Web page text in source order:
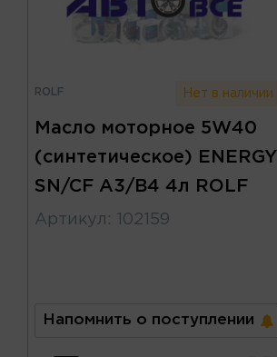
ROLF Нет в наличии
Масло моторное 5W40
(синтетическое) ENERGY
SN/CF A3/B4 4л ROLF
Артикул : 102159
Напомнить о поступлении